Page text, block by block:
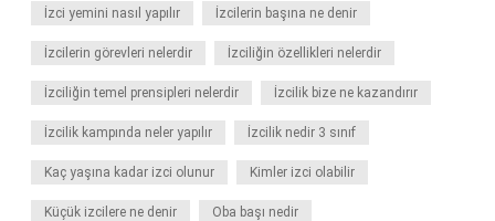
İzci yemini nasıl yapılır İzcilerin başına ne denir
İzcilerin görevleri nelerdir İzciliğin özellikleri nelerdir
İzciliğin temel prensipleri nelerdir İzcilik bize ne kazandırır
İzcilik kampında neler yapılır İzcilik nedir 3 sınıf
Kaç yaşına kadar izci olunur Kimler izci olabilir
Küçük izcilere ne denir Oba başı nedir